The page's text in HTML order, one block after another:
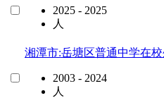
2025 - 2025
人
湘潭市:岳塘区普通中学在
2003 - 2024
人